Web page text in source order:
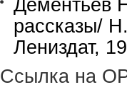
Дементьев
рассказы/
Лениздат,
Ссылка на